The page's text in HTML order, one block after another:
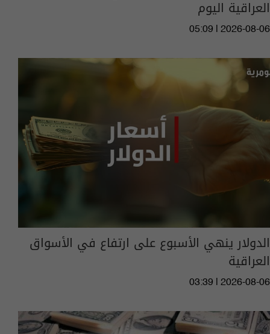
العراقية اليوم
05:09 | 2026-08-06
الدولار ينهي الأسبوع على ارتفاع في الأسواق
العراقية
03:39 | 2026-08-06